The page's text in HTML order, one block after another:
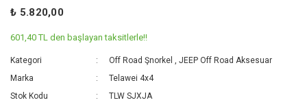
₺ 5.820,00
601,40 TL den başlayan taksitlerle!!
Kategori Off Road Şnorkel ,JEEP Off Road Aksesuar
Marka
Telawei 4x4
Stok Kodu
TLW SJXJA